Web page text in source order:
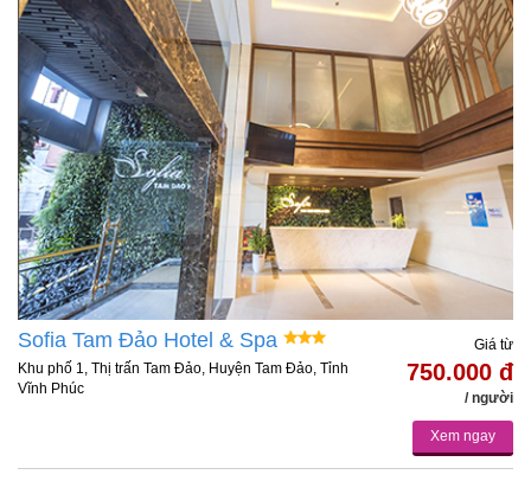
Sofia Tam Đảo Hotel & Spa
Khu phố 1, Thị trấn Tam Đảo, Huyện Tam Đảo, Tỉnh
Vĩnh Phúc
Giá từ
750.000 đ
/ người
Xem ngay